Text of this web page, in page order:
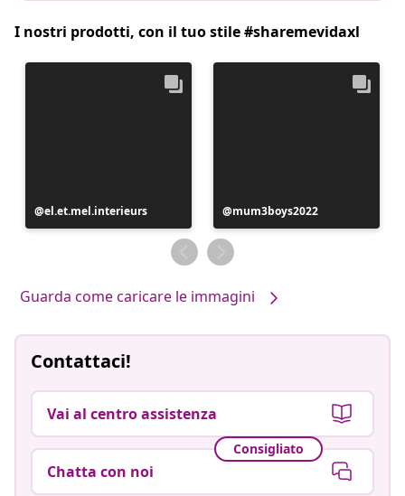
I nostri prodotti, con il tuo stile #sharemevidaxl
Post
pubblicato
el.et.mel.interieurs
Post
pubblicato
da
mum3boys2022
Guarda come caricare le immagini
Contattaci!
Vai al centro assistenza
Consigliato
Chatta con noi